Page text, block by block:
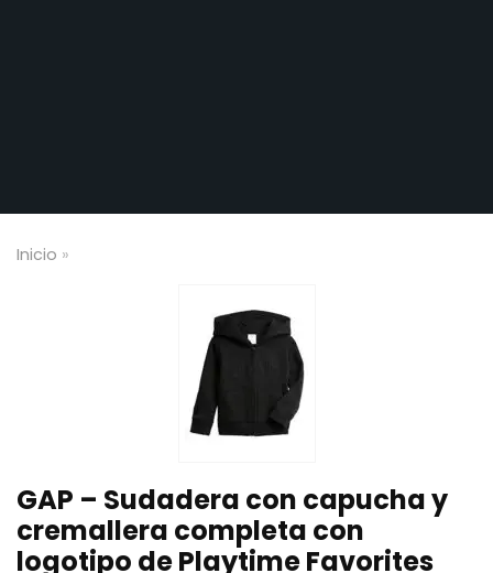
Inicio »
GAP – Sudadera con capucha y
cremallera completa con
logotipo de Playtime Favorites